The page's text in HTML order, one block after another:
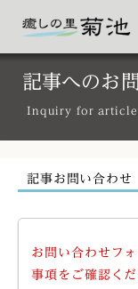
記事へのお
Inquiry for article
記事お問い合わせ
お問い合わせフ
事項をご確認くだ